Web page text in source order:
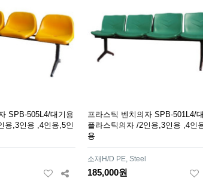
SPB-505L4/대기용
용,3인용 ,4인용,5인
프라스틱 벤치의자 SPB-501L4/
플라스틱의자 /2인용,3인용 ,4인
용
소재H/D PE, Steel
185,000원